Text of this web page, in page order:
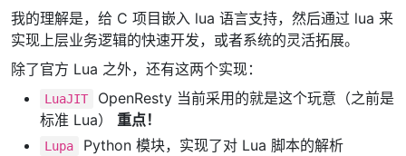
我的理解是，给 C 项目嵌入 lua 语言支持，然后通过 lua 来
实现上层业务逻辑的快速开发，或者系统的灵活拓展。
除了官方 Lua 之外，还有这两个实现：
LuaJIT
OpenResty 当前采用的就是这个玩意（之前是
标准 Lua） 重点！
Lupa Python 模块，实现了对 Lua 脚本的解析